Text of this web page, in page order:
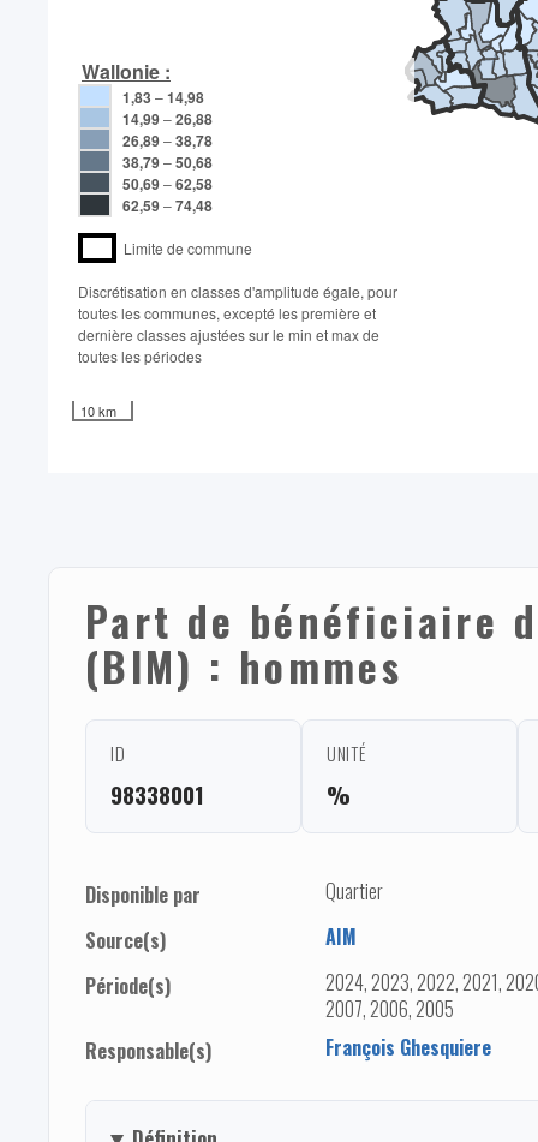
Wallonie :
1,83 –14,98
14,99–26,88
26,89–38,78
38,79–50,68
50,69–62,58
62,59–74,48
Limite de commune
Discrétisation en classes d'amplitude égale, pour
toutes les communes, excepté les première et
dernière classes ajustées sur le min et max de
toutes les périodes
10 km
Part de bénéficiaire
(BIM) : hommes
ID
98338001
UNITÉ
%
Disponible par
Quartier
Source(s)
AIM
Période(s)
2024, 2023, 2022, 2021,
2007, 2006, 2005
Responsable(s)
François Ghesquiere